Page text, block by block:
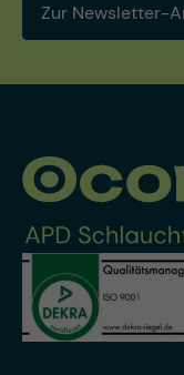
Zur Newsletter-